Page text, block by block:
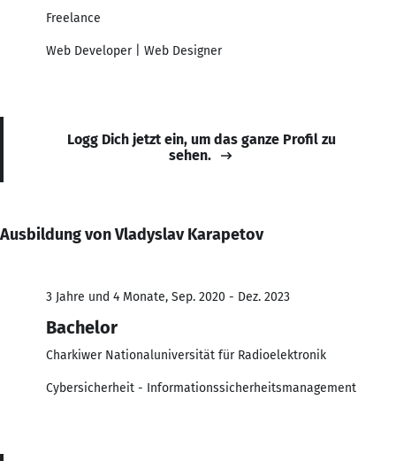
Freelance
Web Developer | Web Designer
Logg Dich jetzt ein, um das ganze Profil zu
sehen.
Ausbildung von Vladyslav Karapetov
3 Jahre und 4 Monate, Sep. 2020 - Dez. 2023
Bachelor
Charkiwer Nationaluniversität für Radioelektronik
Cybersicherheit - Informationssicherheitsmanagement